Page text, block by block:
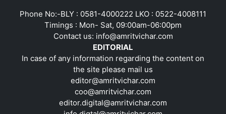
Phone No:-BLY : 0581-4000222 LKO : 0522-4008111
Timings : Mon- Sat, 09:00am-06:00pm
Contact us: info@amritvichar.com
EDITORIAL
In case of any information regarding the content on
the site please mail us
editor@amritvichar.com
coo@amritvichar.com
editor.digital@amritvichar.com